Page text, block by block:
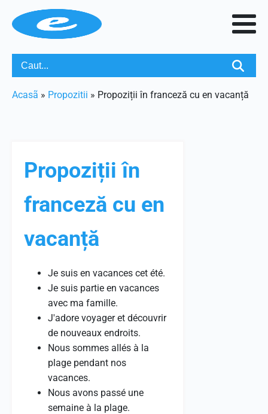
Acasã » Propozitii » Propoziții în franceză cu en vacanță
Propoziții în
franceză cu en
vacanță
Je suis en vacances cet été.
Je suis partie en vacances
avec ma famille.
J'adore voyager et découvrir
de nouveaux endroits.
Nous sommes allés à la
plage pendant nos
vacances.
Nous avons passé une
semaine à la plage.